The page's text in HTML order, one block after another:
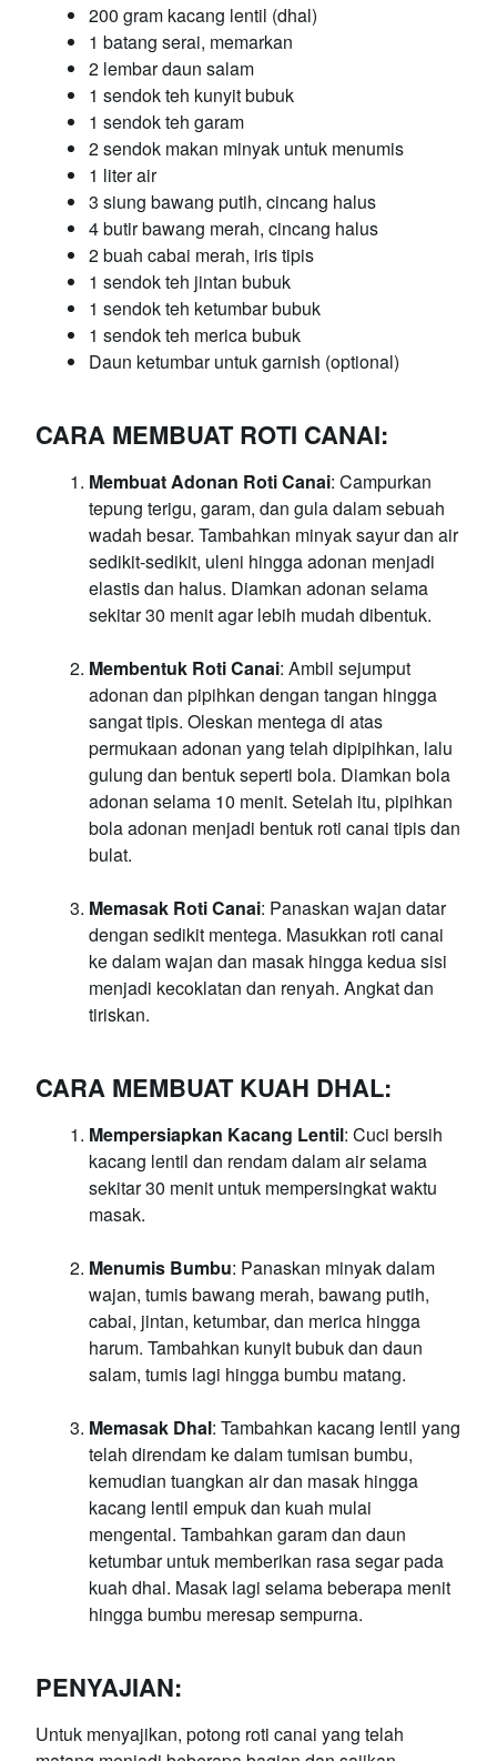
200 gram kacang lentil (dhal)
1 batang serai, memarkan
2 lembar daun salam
1 sendok teh kunyit bubuk
1 sendok teh garam
2 sendok makan minyak untuk menumis
1 liter air
3 siung bawang putih, cincang halus
4 butir bawang merah, cincang halus
2 buah cabai merah, iris tipis
1 sendok teh jintan bubuk
1 sendok teh ketumbar bubuk
1 sendok teh merica bubuk
Daun ketumbar untuk garnish (optional)
CARA MEMBUAT ROTI CANAI:
Membuat Adonan Roti Canai: Campurkan
tepung terigu, garam, dan gula dalam sebuah
wadah besar. Tambahkan minyak sayur dan air
sedikit-sedikit, uleni hingga adonan menjadi
elastis dan halus. Diamkan adonan selama
sekitar 30 menit agar lebih mudah dibentuk.
Membentuk Roti Canai: Ambil sejumput
adonan dan pipihkan dengan tangan hingga
sangat tipis. Oleskan mentega di atas
permukaan adonan yang telah dipipihkan, lalu
gulung dan bentuk seperti bola. Diamkan bola
adonan selama 10 menit. Setelah itu, pipihkan
bola adonan menjadi bentuk roti canai tipis dan
bulat.
Memasak Roti Canai: Panaskan wajan datar
dengan sedikit mentega. Masukkan roti canai
ke dalam wajan dan masak hingga kedua sisi
menjadi kecoklatan dan renyah. Angkat dan
tiriskan.
CARA MEMBUAT KUAH DHAL:
Mempersiapkan Kacang Lentil: Cuci bersih
kacang lentil dan rendam dalam air selama
sekitar 30 menit untuk mempersingkat waktu
masak.
Menumis Bumbu: Panaskan minyak dalam
wajan, tumis bawang merah, bawang putih,
cabai, jintan, ketumbar, dan merica hingga
harum. Tambahkan kunyit bubuk dan daun
salam, tumis lagi hingga bumbu matang.
Memasak Dhal: Tambahkan kacang lentil yang
telah direndam ke dalam tumisan bumbu,
kemudian tuangkan air dan masak hingga
kacang lentil empuk dan kuah mulai
mengental. Tambahkan garam dan daun
ketumbar untuk memberikan rasa segar pada
kuah dhal. Masak lagi selama beberapa menit
hingga bumbu meresap sempurna.
PENYAJIAN:
Untuk menyajikan, potong roti canai yang telah